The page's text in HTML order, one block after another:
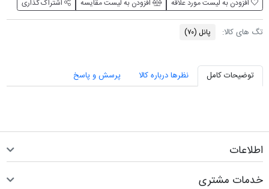
افزودن به لیست مورد علاقه افزودن به لیست مقایسه اشتراک گذاری
تگ های کالا: پانل (۷۰)
توضیحات کامل نظرها درباره کالا پرسش و پاسخ
اطلاعات
خدمات مشتری